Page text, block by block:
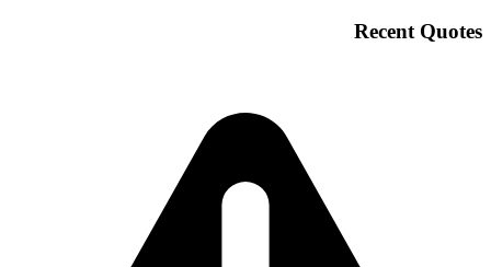
Recent Quotes